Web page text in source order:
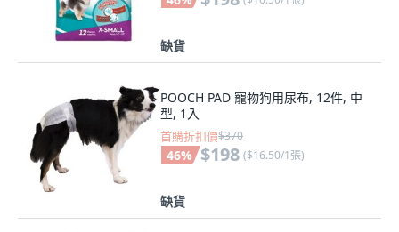
缺貨
POOCH PAD 寵物狗用尿布, 12件, 中
型, 1入
首購折扣價$370
46% $198 ($16.50/1張)
缺貨